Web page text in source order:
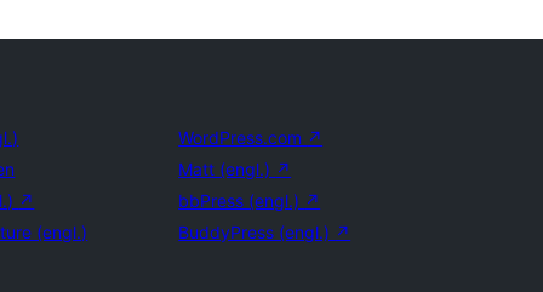
↗
(engl.)
WordPress.com ↗
Matt (engl.) ↗
bbPress (engl.) ↗
BuddyPress (engl.) ↗